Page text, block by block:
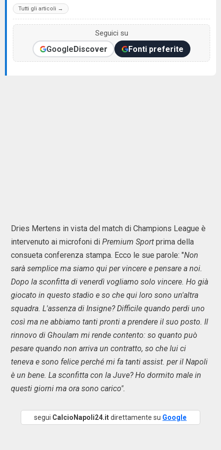
Tutti gli articoli →
Seguici su
GoogleDiscover Fonti preferite
Dries Mertens in vista del match di Champions League è
intervenuto ai microfoni di Premium Sport prima della
consueta conferenza stampa. Ecco le sue parole: "Non
sarà semplice ma siamo qui per vincere e pensare a noi.
Dopo la sconfitta di venerdì vogliamo solo vincere. Ho già
giocato in questo stadio e so che qui loro sono un'altra
squadra. L'assenza di Insigne? Difficile quando perdi uno
così ma ne abbiamo tanti pronti a prendere il suo posto. Il
rinnovo di Ghoulam mi rende contento: so quanto può
pesare quando non arriva un contratto, so che lui ci
teneva e sono felice perché mi fa tanti assist. per il Napoli
è un bene. La sconfitta con la Juve? Ho dormito male in
questi giorni ma ora sono carico".
segui CalcioNapoli24.itdirettamente su Google